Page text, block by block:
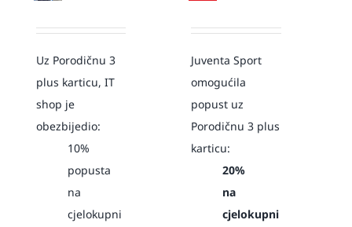
Uz Porodičnu 3
plus karticu, IT
shop je
obezbijedio:
10%
popusta
na
cjelokupni
Juventa Sport
omogućila
popust uz
Porodičnu 3 plus
karticu:
20%
na
cjelokupni